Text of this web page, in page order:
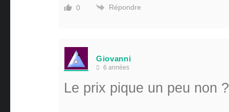
0 Répondre
Giovanni
6 années
Le prix pique un peu non ?